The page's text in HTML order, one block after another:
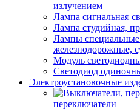
излучением
Лампа сигнальная
Лампа студийная,
Лампы
железнодорожные,
Модуль
Светодиод
Электроустановочные
переключатели